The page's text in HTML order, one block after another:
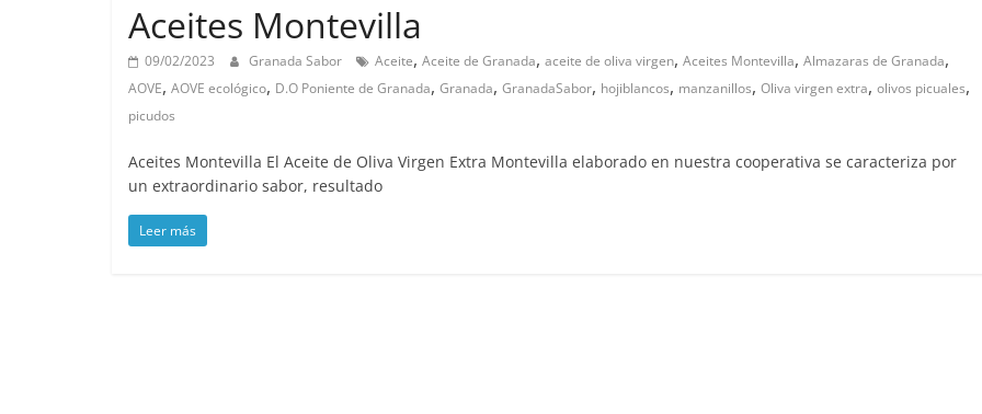
Aceites Montevilla
09/02/2023 Granada Sabor Aceite, Aceite de Granada, aceite de oliva virgen, Aceites Montevilla, Almazaras de Granada,
AOVE, AOVE ecológico, D.O Poniente de Granada, Granada, GranadaSabor, hojiblancos, manzanillos, Oliva virgen extra, olivos picuales,
picudos
Aceites Montevilla El Aceite de Oliva Virgen Extra Montevilla elaborado en nuestra cooperativa se caracteriza por
un extraordinario sabor, resultado
Leer más